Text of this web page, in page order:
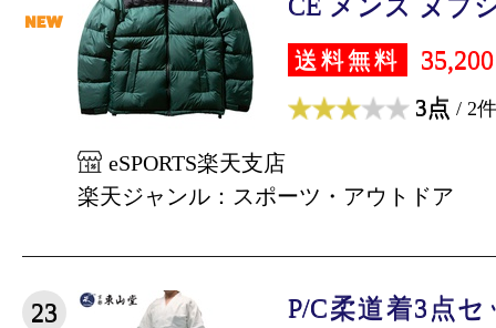
送料無料
3点 / 2件
eSPORTS楽天支店
楽天ジャンル：スポーツ・アウトドア
23
P/C柔道着3点